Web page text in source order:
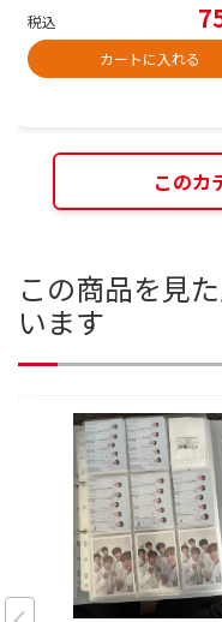
税込
カートに入れる
このカ
この商品を見
います